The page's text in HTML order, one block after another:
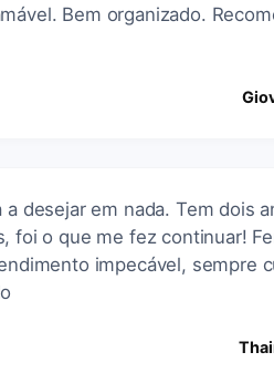
Bem organizado.
desejar em nada. Tem dois
foi o que me fez continuar!
impecável, sempre